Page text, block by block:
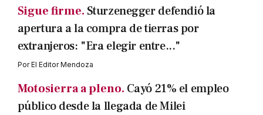
Sigue firme. Sturzenegger defendió la
apertura a la compra de tierras por
extranjeros: "Era elegir entre..."
PorEl Editor Mendoza
Motosierra a pleno. Cayó 21% el empleo
público desde la llegada de Milei